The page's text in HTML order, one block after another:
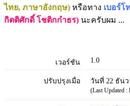
ไทย, ภาษาอังกฤษ) หรือทาง เบอร์โ
กิตติศักดิ์ โชติกกำธร) นะครับผม ...
เวอร์ชัน 1.0
ปรับปรุงเมื่อ วันที่ 22 ธันว
(Last Updated :